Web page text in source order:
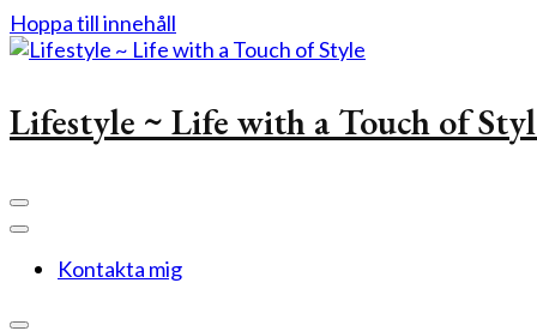
Hoppa till innehåll
Lifestyle ~ Life with a Touch of
Kontakta mig